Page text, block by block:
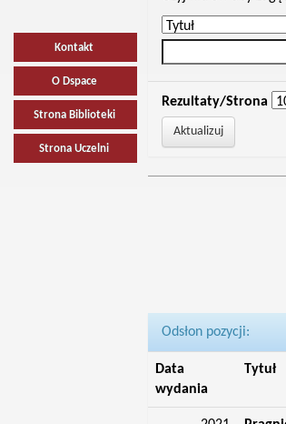
Kontakt
O Dspace
Strona Biblioteki
Strona Uczelni
Rezultaty/Strona
Odsłon pozycji:
Data
wydania
Tytuł